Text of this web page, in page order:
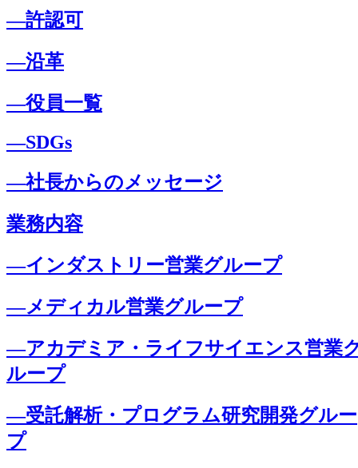
―許認可
―沿革
―役員一覧
―SDGs
―社長からのメッセージ
業務内容
―インダストリー営業グループ
―メディカル営業グループ
―アカデミア・ライフサイエンス営業
ループ
―受託解析・プログラム研究開発グルー
プ